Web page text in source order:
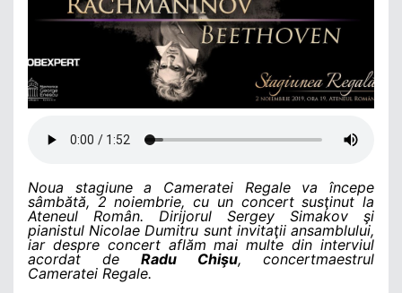
Noua stagiune a Cameratei Regale va începe
sâmbătă, 2 noiembrie, cu un concert susţinut la
Ateneul Român. Dirijorul Sergey Simakov şi
pianistul Nicolae Dumitru sunt invitaţii ansamblului,
iar despre concert aflăm mai multe din interviul
acordat de Radu Chişu, concertmaestrul
Cameratei Regale.